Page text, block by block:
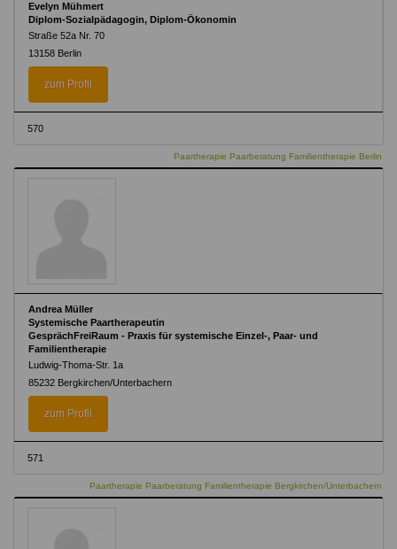
Evelyn Mühmert
Diplom-Sozialpädagogin, Diplom-Ökonomin
Straße 52a Nr. 70
13158 Berlin
zum Profil
570
Paartherapie Paarberatung Familientherapie Berlin
Andrea Müller
Systemische Paartherapeutin
GesprächFreiRaum - Praxis für systemische Einzel-, Paar- und
Familientherapie
Ludwig-Thoma-Str. 1a
85232 Bergkirchen/Unterbachern
zum Profil
571
Paartherapie Paarberatung Familientherapie Bergkirchen/Unterbachern